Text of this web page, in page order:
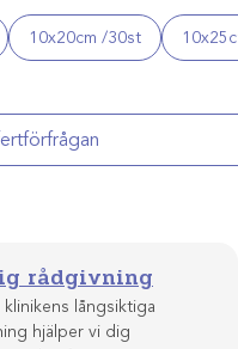
10x20cm /30st
rådgivning
långsiktiga
hjälper vi dig